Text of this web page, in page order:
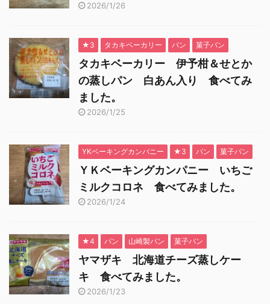
2026/1/26
★3 タカキベーカリー パン 菓子パン
タカキベーカリー 伊予柑＆せとか
の蒸しパン 白あん入り 食べてみ
ました。
2026/1/25
YKベーキングカンパニー ★3 パン 菓子パン
ＹＫベーキングカンパニー いちご
ミルクコロネ 食べてみました。
2026/1/24
★4 パン 山崎製パン 菓子パン
ヤマザキ 北海道チーズ蒸しケー
キ 食べてみました。
2026/1/23